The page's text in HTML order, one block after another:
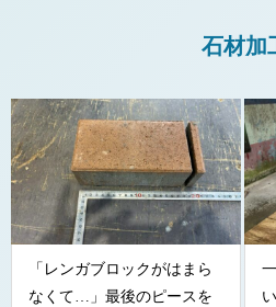
石材加
「レンガブロックがはまら
なくて…」最後のピースを